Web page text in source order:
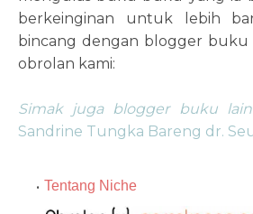
berkeinginan untuk lebih
bincang dengan blogger buku
obrolan kami:
Simak juga blogger buku
Sandrine Tungka Bareng dr.
Tentang Niche